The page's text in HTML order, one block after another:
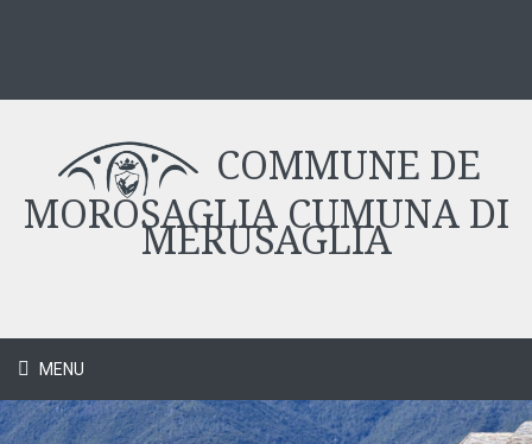
COMMUNE DE
MOROSAGLIA CUMUNA DI
MERUSAGLIA
MENU